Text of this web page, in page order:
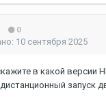
0
10 сентября 2025
в какой версии
запуск